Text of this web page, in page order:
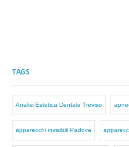
TAGS
Analisi Estetica Dentale Treviso
apparecchi invisibili Padova